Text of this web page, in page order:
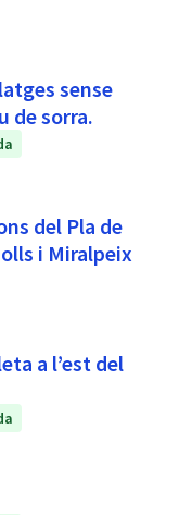
sense
de sorra.
del Pla de
i Miralpeix
a l’est del